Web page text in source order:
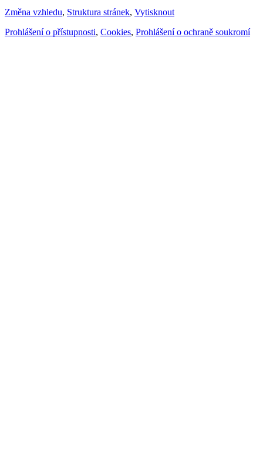
Změna vzhledu, Struktura stránek, Vytisknout
Prohlášení o přístupnosti, Cookies, Prohlášení o ochraně soukromí